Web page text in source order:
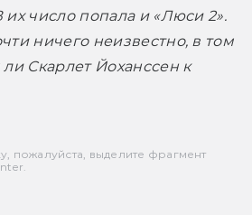
число попала и «Люси 2».
ничего неизвестно, в том
Скарлет Йоханссен к
пожалуйста, выделите фрагмент